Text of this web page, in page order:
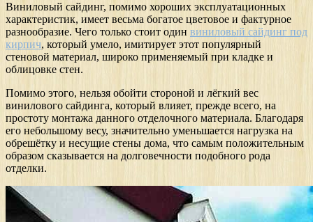
Виниловый сайдинг, помимо хороших эксплуатационных
характеристик, имеет весьма богатое цветовое и фактурное
разнообразие. Чего только стоит один виниловый сайдинг под
кирпич, который умело, имитирует этот популярный
стеновой материал, широко применяемый при кладке и
облицовке стен.
Помимо этого, нельзя обойти стороной и лёгкий вес
винилового сайдинга, который влияет, прежде всего, на
простоту монтажа данного отделочного материала. Благодаря
его небольшому весу, значительно уменьшается нагрузка на
обрешётку и несущие стены дома, что самым положительным
образом сказывается на долговечности подобного рода
отделки.